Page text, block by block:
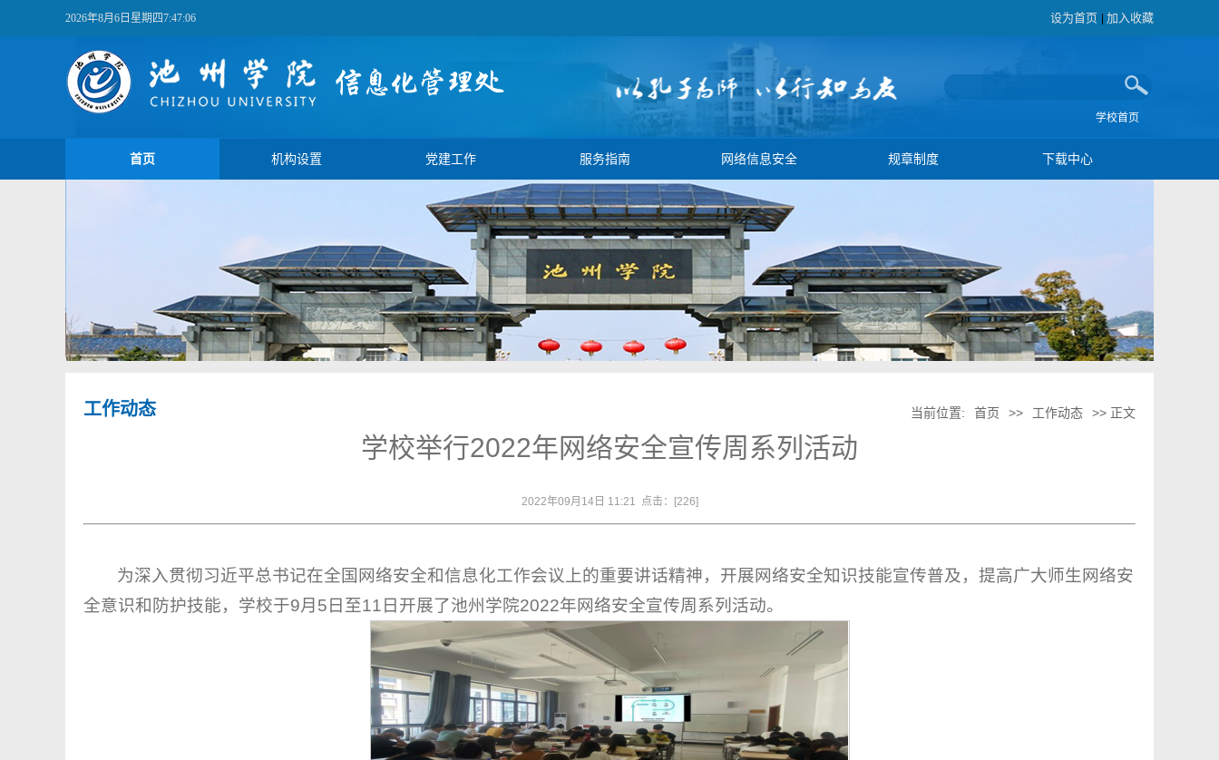
2026年8月6日星期四7:47:07 设为首页 加入收藏
学校首页
首页 机构设置 党建工作 服务指南 网络信息安全 规章制度 下载中心
工作动态 当前位置: 首页 >> 工作动态 >> 正文
学校举行2022年网络安全宣传周系列活动
2022年09月14日 11:21 点击：[226]
为深入贯彻习近平总书记在全国网络安全和信息化工作会议上的重要讲话精神，开展网络安全知识技能宣传普及，提高广大师生网络安
全意识和防护技能，学校于9月5日至11日开展了池州学院2022年网络安全宣传周系列活动。